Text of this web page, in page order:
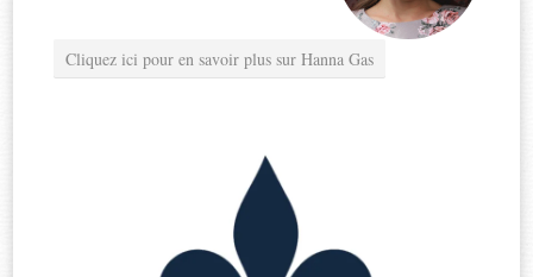
Cliquez ici pour en savoir plus sur Hanna Gas